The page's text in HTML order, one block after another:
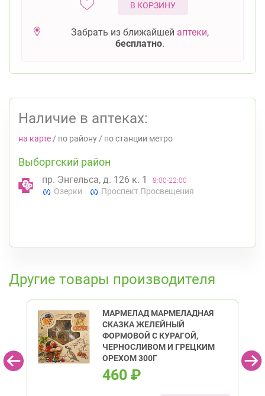
В КОРЗИНУ
Забрать из ближайшей аптеки,
бесплатно.
Наличие в аптеках:
на карте / по району / по станции метро
Выборгский район
пр. Энгельса, д. 126 к. 1 8:00-22:00
Озерки Проспект Просвещения
Другие товары производителя
МАРМЕЛАД МАРМЕЛАДНАЯ
СКАЗКА ЖЕЛЕЙНЫЙ
ФОРМОВОЙ С КУРАГОЙ,
ЧЕРНОСЛИВОМ И ГРЕЦКИМ
ОРЕХОМ 300Г
460 ₽